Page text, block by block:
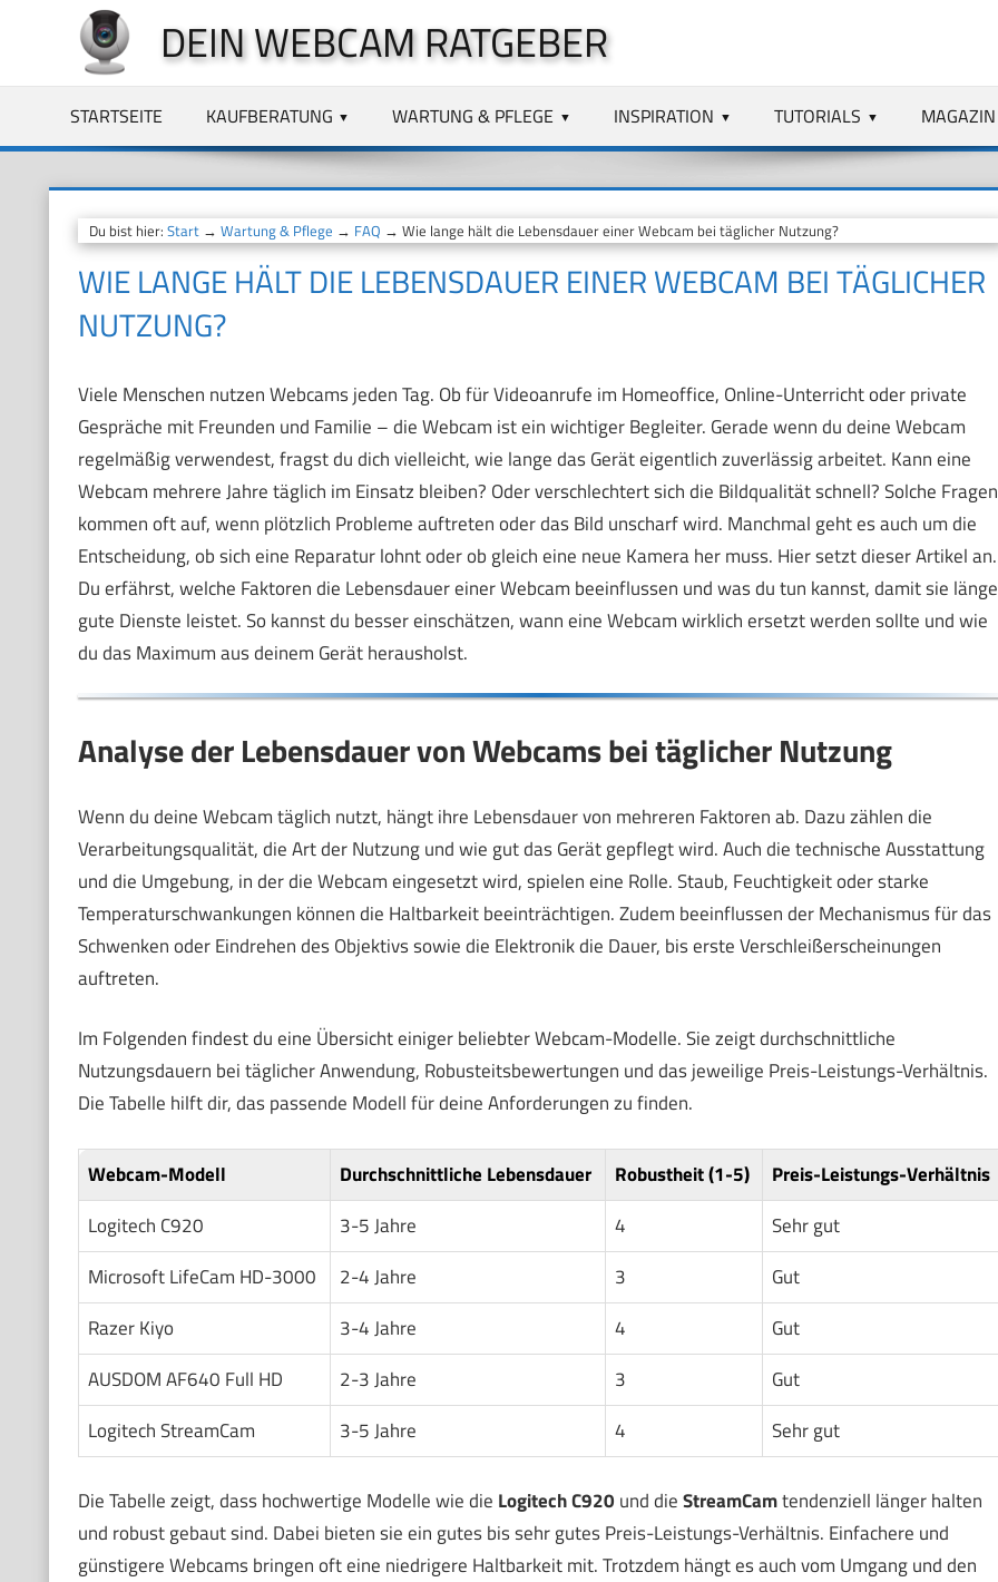
springen
DEIN WEBCAM RATGEBER
STARTSEITE KAUFBERATUNG WARTUNG & PFLEGE INSPIRATION TUTORIALS MAGAZIN
Du bist hier: Start→ Wartung & Pflege → FAQ → Wie lange hält die Lebensdauer einer Webcam bei täglicher Nutzung?
WIE LANGE HÄLT DIE LEBENSDAUER EINER WEBCAM BEI TÄGLICHER
NUTZUNG?
Viele Menschen nutzen Webcams jeden Tag. Ob für Videoanrufe im Homeoffice, Online-Unterricht oder private
Gespräche mit Freunden und Familie – die Webcam ist ein wichtiger Begleiter. Gerade wenn du deine Webcam
regelmäßig verwendest, fragst du dich vielleicht, wie lange das Gerät eigentlich zuverlässig arbeitet. Kann eine
Webcam mehrere Jahre täglich im Einsatz bleiben? Oder verschlechtert sich die Bildqualität schnell? Solche Fragen
kommen oft auf, wenn plötzlich Probleme auftreten oder das Bild unscharf wird. Manchmal geht es auch um die
Entscheidung, ob sich eine Reparatur lohnt oder ob gleich eine neue Kamera her muss. Hier setzt dieser Artikel an.
Du erfährst, welche Faktoren die Lebensdauer einer Webcam beeinflussen und was du tun kannst, damit sie
gute Dienste leistet. So kannst du besser einschätzen, wann eine Webcam wirklich ersetzt werden sollte und wie
du das Maximum aus deinem Gerät herausholst.
Analyse der Lebensdauer von Webcams bei täglicher Nutzung
Wenn du deine Webcam täglich nutzt, hängt ihre Lebensdauer von mehreren Faktoren ab. Dazu zählen die
Verarbeitungsqualität, die Art der Nutzung und wie gut das Gerät gepflegt wird. Auch die technische Ausstattung
und die Umgebung, in der die Webcam eingesetzt wird, spielen eine Rolle. Staub, Feuchtigkeit oder starke
Temperaturschwankungen können die Haltbarkeit beeinträchtigen. Zudem beeinflussen der Mechanismus für das
Schwenken oder Eindrehen des Objektivs sowie die Elektronik die Dauer, bis erste Verschleißerscheinungen
auftreten.
Im Folgenden findest du eine Übersicht einiger beliebter Webcam-Modelle. Sie zeigt durchschnittliche
Nutzungsdauern bei täglicher Anwendung, Robusteitsbewertungen und das jeweilige Preis-Leistungs-Verhältnis.
Die Tabelle hilft dir, das passende Modell für deine Anforderungen zu finden.
Webcam-Modell Durchschnittliche Lebensdauer Robustheit (1-5)
Preis-Leistungs-Verhältnis
Logitech C920
3-5 Jahre 4
Sehr gut
Microsoft LifeCam HD-3000
2-4 Jahre 3
Gut
Razer Kiyo
3-4 Jahre 4
Gut
AUSDOM AF640 Full HD
2-3 Jahre 3
Gut
Logitech StreamCam
3-5 Jahre 4 Sehr gut
Die Tabelle zeigt, dass hochwertige Modelle wie die Logitech C920 und dieStreamCamtendenziell länger halten
und robust gebaut sind. Dabei bieten sie ein gutes bis sehr gutes Preis-Leistungs-Verhältnis. Einfachere und
günstigere Webcams bringen oft eine niedrigere Haltbarkeit mit. Trotzdem hängt es auch vom Umgang und den